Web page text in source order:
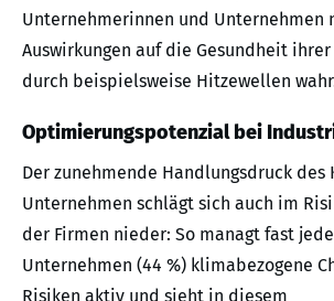
Unternehmerinnen und Unternehmen
Auswirkungen auf die Gesundheit
durch beispielsweise Hitzewellen
Optimierungspotenzial bei
Der zunehmende Handlungsdruck des
Unternehmen schlägt sich auch im
der Firmen nieder: So managt fast
Unternehmen (44 %) klimabezogene
Risiken aktiv und sieht in diesem